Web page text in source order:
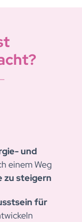
und
einem Weg
zu steigern
für
twickeln